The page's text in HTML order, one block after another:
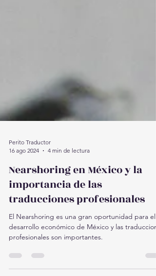
16 ago 2024
4 min de lectura
Nearshoring en México y la
importancia de las
traducciones profesionales
El Nearshoring es una gran oportunidad para el
profesionales son importantes.